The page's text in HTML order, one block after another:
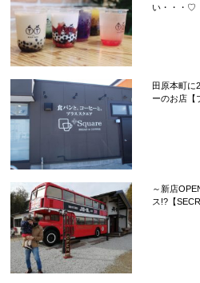
い・・・♡
田原本町に
ーのお店【
～新店
ス!?【